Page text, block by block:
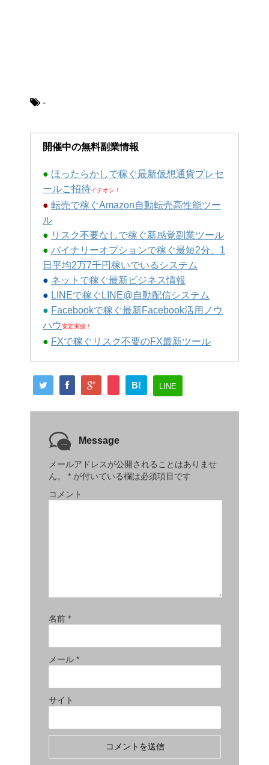
-
開催中の無料副業情報
● ほったらかしで稼ぐ最新仮想通貨プレセ
ールご招待イチオシ！
● 転売で稼ぐAmazon自動転売高性能ツー
ル
● リスク不要なしで稼ぐ新感覚副業ツール
● バイナリーオプションで稼ぐ最短2分、1
日平均2万7千円稼いでいるシステム
● ネットで稼ぐ最新ビジネス情報
● LINEで稼ぐLINE@自動配信システム
● Facebookで稼ぐ最新Facebook活用ノウ
ハウ安定実績！
● FXで稼ぐリスク不要のFX最新ツール
B! LINE
Message
メールアドレスが公開されることはありませ
ん。
* が付いている欄は必須項目です
コメント
名前 *
メール *
サイト